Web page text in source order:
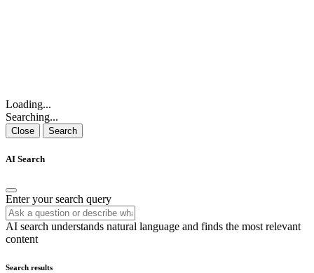
Loading...
Searching...
Close Search
AI Search
Enter your search query
AI search understands natural language and finds the most relevant
content
Search results